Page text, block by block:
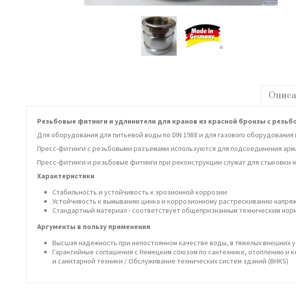
Резьбовые фитинги и удлинители для кранов из красной бронзы с
Для оборудования для питьевой воды по DIN 1988 и для газового оборудования
Пресс-фитинги с резьбовыми разъемами используются для подсоединения
Пресс-фитинги и резьбовые фитинги при реконструкции служат для стыковки
Характеристики
Стабильность и устойчивость к эрозионной коррозии
Устойчивость к вымыванию цинка и коррозионному растрескиванию
Стандартный материал - соответствует общепризнанным техническим
Аргументы в пользу применения
Высшая надежность при непостоянном качестве воды, в тяжелых внешних
Гарантийные соглашения с Немецким союзом по сантехнике, отоплению
и санитарной техники / Обслуживание технических систем зданий (BHKS)